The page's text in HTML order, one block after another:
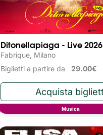
Ditonellapiaga - Live 2026
Fabrique, Milano
Biglietti a partire da 29.00€
Musica